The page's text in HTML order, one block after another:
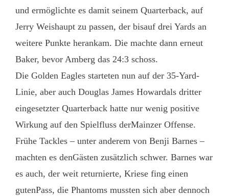
und ermöglichte es damit seinem Quarterback, auf
Jerry Weishaupt zu passen, der bisauf drei Yards an
weitere Punkte herankam. Die machte dann erneut
Baker, bevor Amberg das 24:3 schoss.
Die Golden Eagles starteten nun auf der 35-Yard-
Linie, aber auch Douglas James Howardals dritter
eingesetzter Quarterback hatte nur wenig positive
Wirkung auf den Spielfluss derMainzer Offense.
Frühe Tackles – unter anderem von Benji Barnes –
machten es denGästen zusätzlich schwer. Barnes war
es auch, der weit returnierte, Kriese fing einen
gutenPass, die Phantoms mussten sich aber dennoch